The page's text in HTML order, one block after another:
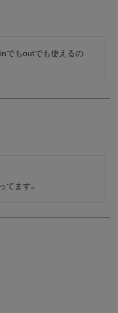
でもoutでも使えるの
てます。